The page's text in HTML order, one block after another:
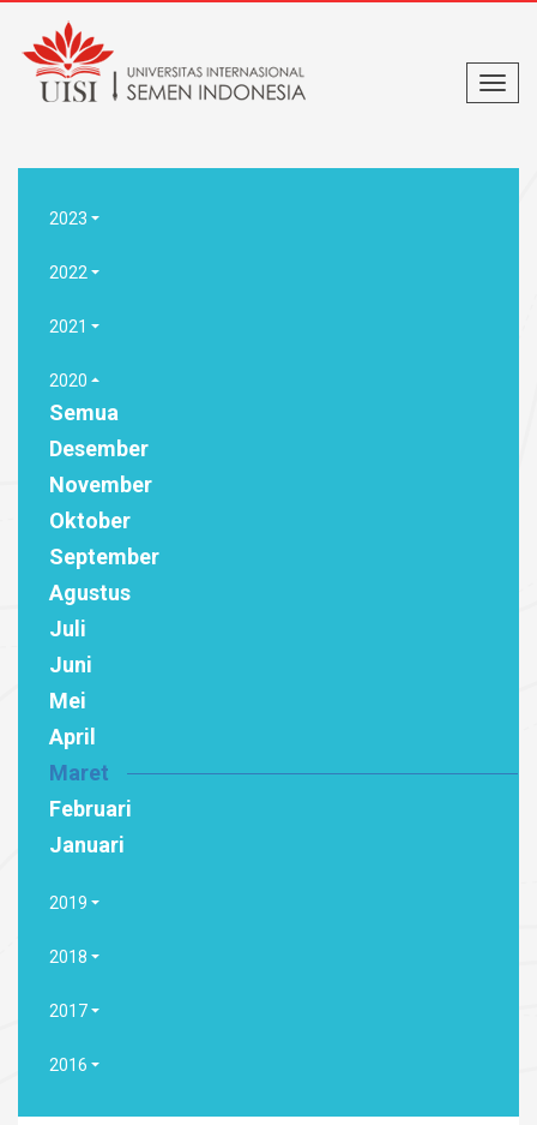
2023
2022
2021
2020
Semua
Desember
November
Oktober
September
Agustus
Juli
Juni
Mei
April
Maret
Februari
Januari
2019
2018
2017
2016